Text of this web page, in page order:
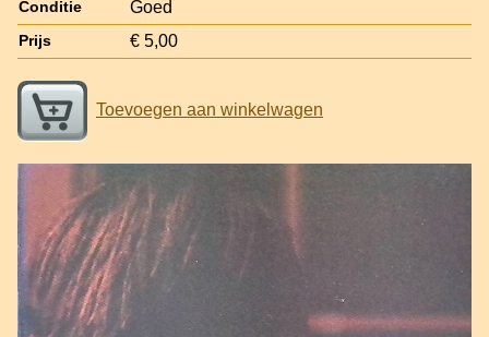
Conditie Goed
Prijs € 5,00
Toevoegen aan winkelwagen